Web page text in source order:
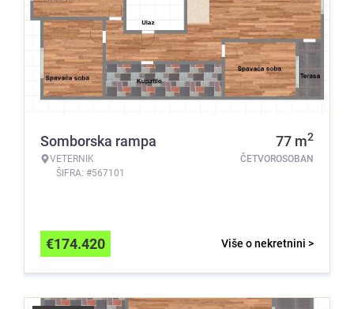
Somborska rampa
VETERNIK
ŠIFRA: #567101
77 m2
ČETVOROSOBAN
Više o nekretnini >
€174.420